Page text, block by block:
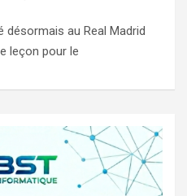
désormais au Real Madrid
leçon pour le